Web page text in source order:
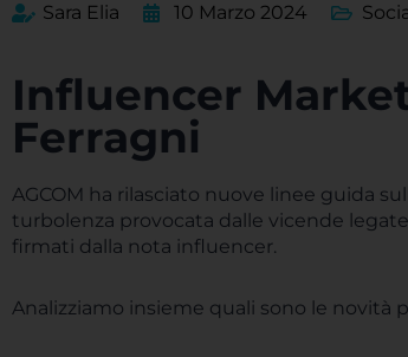
Sara Elia 10 Marzo 2024
Influencer
Ferragni
AGCOM ha rilasciato nuove linee guida
turbolenza provocata dalle vicende
firmati dalla nota influencer.
Analizziamo insieme quali sono le novità